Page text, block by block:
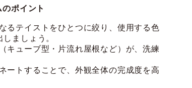
のポイント
るテイストをひとつに絞り、使用する色
ましょう。
キューブ型・片流れ屋根など）が、洗練
ートすることで、外観全体の完成度を高